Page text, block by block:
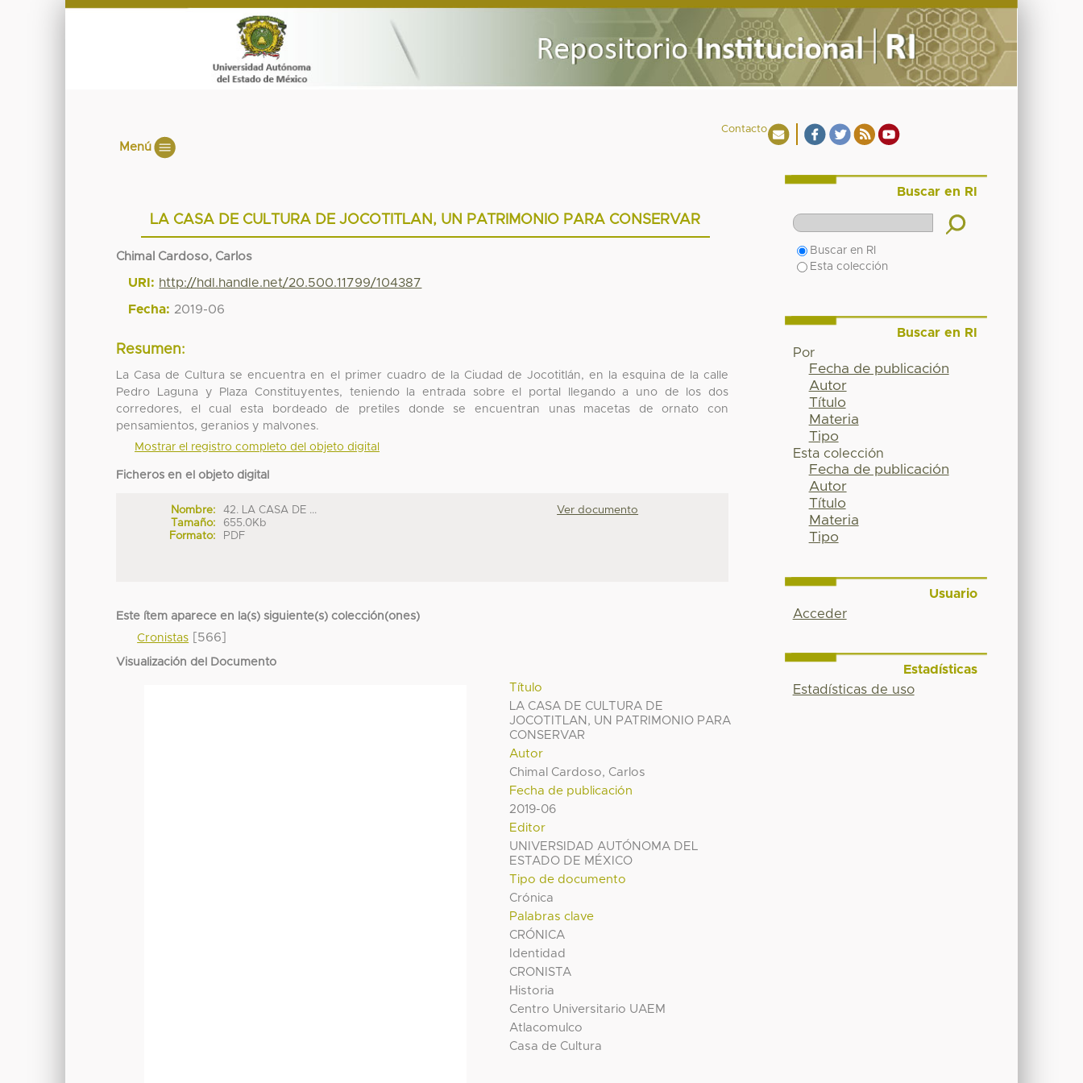
Contacto
Menú
LA CASA DE CULTURA DE JOCOTITLAN, UN PATRIMONIO PARA CONSERVAR
Chimal Cardoso, Carlos
URI: http://hdl.handle.net/20.500.11799/104387
Fecha: 2019-06
Resumen:
La Casa de Cultura se encuentra en el primer cuadro de la Ciudad de Jocotitlán, en la esquina de la calle
Pedro Laguna y Plaza Constituyentes, teniendo la entrada sobre el portal llegando a uno de los dos
corredores, el cual esta bordeado de pretiles donde se encuentran unas macetas de ornato con
pensamientos, geranios y malvones.
Mostrar el registro completo del objeto digital
Ficheros en el objeto digital
Nombre:
42. LA CASA DE ...
Tamaño:
655.0Kb
Formato:
PDF
Ver documento
Este ítem aparece en la(s) siguiente(s) colección(ones)
Cronistas [566]
Visualización del Documento
Título
LA CASA DE CULTURA DE
JOCOTITLAN, UN PATRIMONIO PARA
CONSERVAR
Autor
Chimal Cardoso, Carlos
Fecha de publicación
2019-06
Editor
UNIVERSIDAD AUTÓNOMA DEL
ESTADO DE MÉXICO
Tipo de documento
Crónica
Palabras clave
CRÓNICA
Identidad
CRONISTA
Historia
Centro Universitario UAEM
Atlacomulco
Casa de Cultura
Buscar en RI
Buscar en RI
Esta colección
Buscar en RI
Por
Fecha de publicación
Autor
Título
Materia
Tipo
Esta colección
Fecha de publicación
Autor
Título
Materia
Tipo
Usuario
Acceder
Estadísticas
Estadísticas de uso